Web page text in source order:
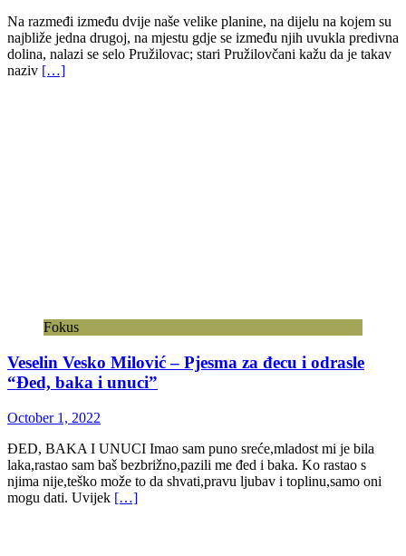
Na razmeđi između dvije naše velike planine, na dijelu na kojem su
najbliže jedna drugoj, na mjestu gdje se između njih uvukla predivna
dolina, nalazi se selo Pružilovac; stari Pružilovčani kažu da je takav
naziv […]
Fokus
Veselin Vesko Milović – Pjesma za đecu i odrasle
“Đed, baka i unuci”
October 1, 2022
ĐED, BAKA I UNUCI Imao sam puno sreće,mladost mi je bila
laka,rastao sam baš bezbrižno,pazili me đed i baka. Ko rastao s
njima nije,teško može to da shvati,pravu ljubav i toplinu,samo oni
mogu dati. Uvijek […]